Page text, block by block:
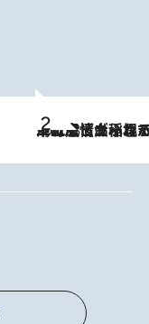
2026.8.5
下町風情あふれる台北屈指の人気エリア・大稲埕でセンスのいい台湾土産《ヴ